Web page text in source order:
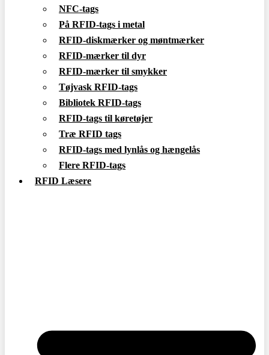
NFC-tags
På RFID-tags i metal
RFID-diskmærker og møntmærker
RFID-mærker til dyr
RFID-mærker til smykker
Tøjvask RFID-tags
Bibliotek RFID-tags
RFID-tags til køretøjer
Træ RFID tags
RFID-tags med lynlås og hængelås
Flere RFID-tags
RFID Læsere